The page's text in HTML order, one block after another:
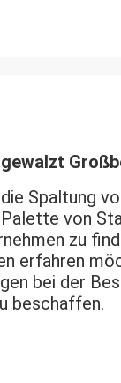
Spaltung
von
zu
erfahren
bei der
beschaffen.